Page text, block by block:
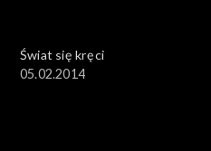
Świat się kręci
05.02.2014